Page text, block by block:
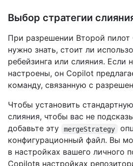
Выбор стратегии
При разрешении Второй пилот
нужно знать, стоит ли
ребейзинга или слияния. Если
настроены, он Copilot
команду, связанную с
Чтобы установить
слияния, чтобы вас не
добавьте эту
mergeStrategy
конфигурационный файл. Вы
в настройках вашего личного
Copilotв настройках